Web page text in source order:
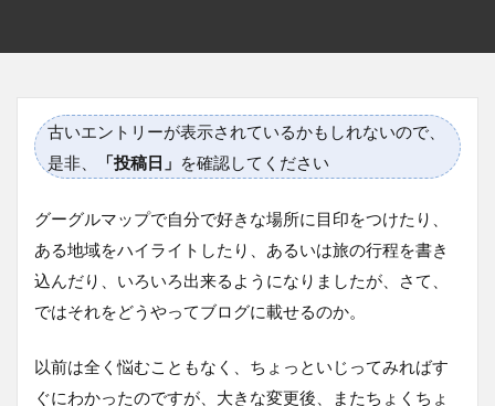
古いエントリーが表示されているかもしれないので、
是非、
「投稿日」 を確認してください
グーグルマップで自分で好きな場所に目印をつけたり、
ある地域をハイライトしたり、あるいは旅の行程を書き
込んだり、いろいろ出来るようになりましたが、さて、
ではそれをどうやってブログに載せるのか。
以前は全く悩むこともなく、ちょっといじってみればす
ぐにわかったのですが、大きな変更後、またちょくちょ